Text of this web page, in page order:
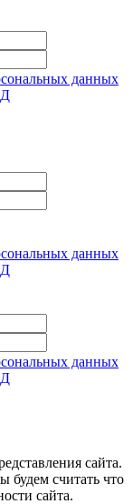
данных
данных
данных
сайта.
будем считать что
сайта.